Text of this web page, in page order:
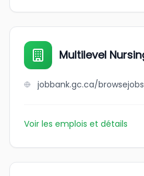
Multilevel
Voir les emplois et détails